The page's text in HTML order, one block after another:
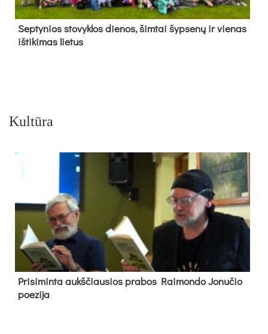
Sep­ty­nios sto­vyk­los die­nos, šim­tai šyp­se­nų ir vie­nas
iš­ti­ki­mas lie­tus
Kultūra
Pri­si­min­ta aukš­čiau­sios pra­bos Rai­mon­do Jo­nu­čio
poe­zi­ja